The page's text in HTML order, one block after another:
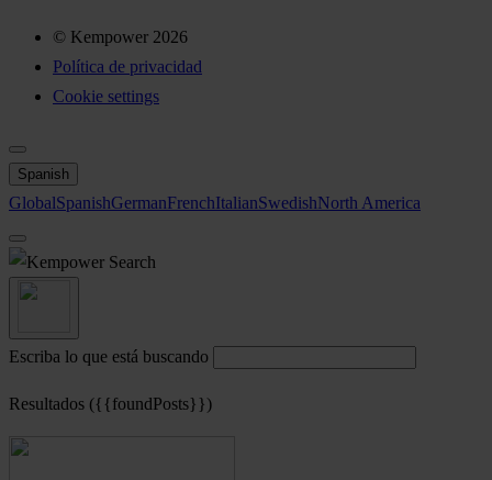
© Kempower 2026
Política de privacidad
Cookie settings
Spanish
GlobalSpanishGermanFrenchItalianSwedishNorth America
Search
Escriba lo que está buscando
Resultados ({{foundPosts}})